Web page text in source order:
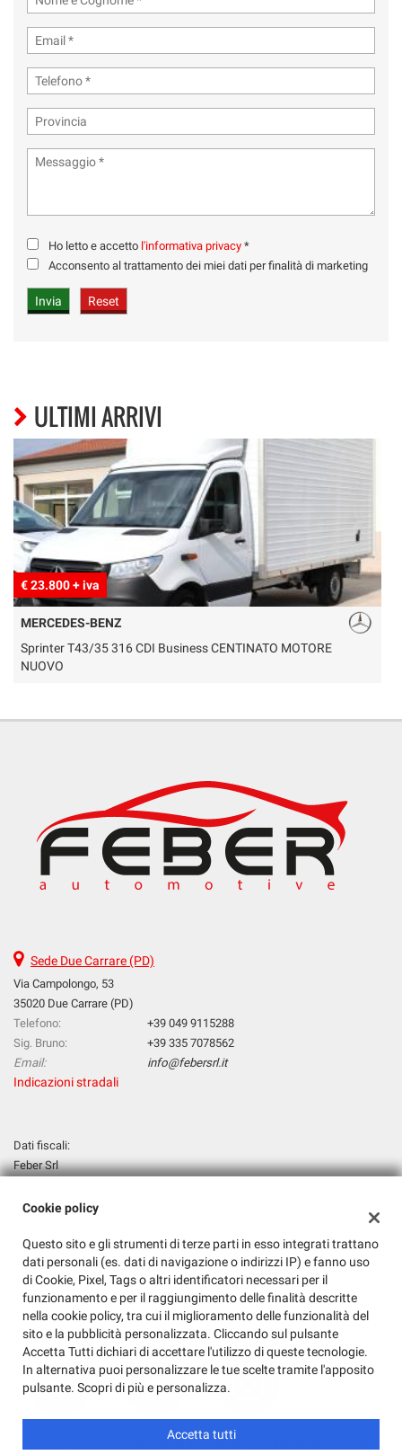
Ho letto e accetto l'informativa privacy *
Acconsento al trattamento dei miei dati per finalità di marketing
ULTIMI ARRIVI
€ 23.800 + iva
MERCEDES-BENZ
Sprinter T43/35 316 CDI Business CENTINATO MOTORE
NUOVO
Sede Due Carrare (PD)
Via Campolongo, 53
35020 Due Carrare (PD)
Telefono:
+39 049 9115288
Sig. Bruno:
+39 335 7078562
Email:
info@febersrl.it
Indicazioni stradali
Dati fiscali:
Feber Srl
P.IVA:00035070283
N°00035070283
REA:PD - 245683
Capitale sociale: € 31200 i.v.
Cookie policy
Questo sito e gli strumenti di terze parti in esso integrati trattano
dati personali (es. dati di navigazione o indirizzi IP) e fanno uso
di Cookie, Pixel, Tags o altri identificatori necessari per il
funzionamento e per il raggiungimento delle finalità descritte
nella cookie policy, tra cui il miglioramento delle funzionalità del
sito e la pubblicità personalizzata. Cliccando sul pulsante
Accetta Tutti dichiari di accettare l'utilizzo di queste tecnologie.
In alternativa puoi personalizzare le tue scelte tramite l'apposito
pulsante. Scopri di più e personalizza.
Accetta tutti